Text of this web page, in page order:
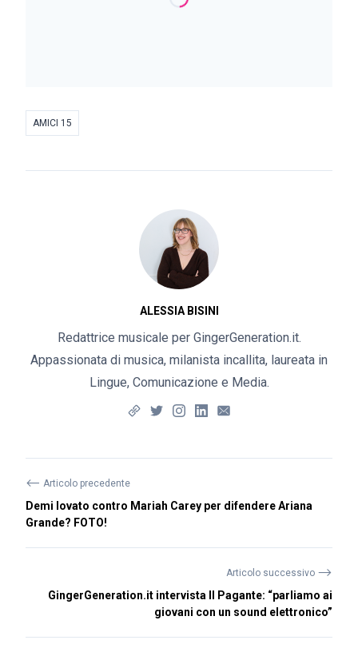
AMICI 15
ALESSIA BISINI
Redattrice musicale per GingerGeneration.it.
Appassionata di musica, milanista incallita, laureata in
Lingue, Comunicazione e Media.
⟵ Articolo precedente
Demi lovato contro Mariah Carey per difendere Ariana
Grande? FOTO!
Articolo successivo ⟶
GingerGeneration.it intervista Il Pagante: “parliamo ai
giovani con un sound elettronico”